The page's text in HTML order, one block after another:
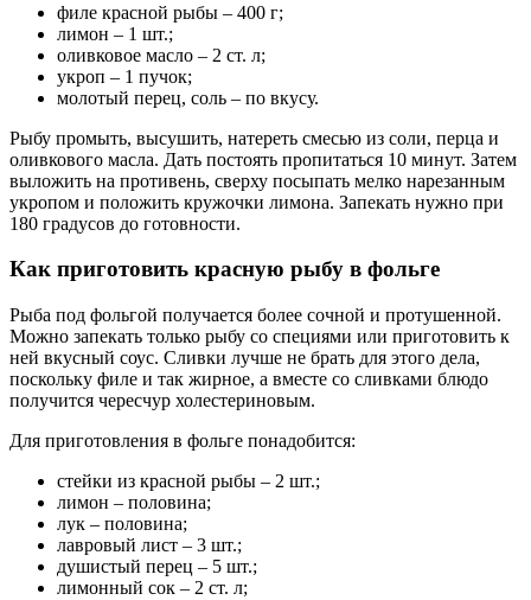
филе красной рыбы – 400 г;
лимон – 1 шт.;
оливковое масло – 2 ст. л;
укроп – 1 пучок;
молотый перец, соль – по вкусу.
Рыбу промыть, высушить, натереть смесью из соли, перца и
оливкового масла. Дать постоять пропитаться 10 минут. Затем
выложить на противень, сверху посыпать мелко нарезанным
укропом и положить кружочки лимона. Запекать нужно при
180 градусов до готовности.
Как приготовить красную рыбу в фольге
Рыба под фольгой получается более сочной и протушенной.
Можно запекать только рыбу со специями или приготовить к
ней вкусный соус. Сливки лучше не брать для этого дела,
поскольку филе и так жирное, а вместе со сливками блюдо
получится чересчур холестериновым.
Для приготовления в фольге понадобится:
стейки из красной рыбы – 2 шт.;
лимон – половина;
лук – половина;
лавровый лист – 3 шт.;
душистый перец – 5 шт.;
лимонный сок – 2 ст. л;